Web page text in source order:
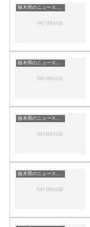
栃木県のニュース一覧
栃木県のニュース一覧
栃木県のニュース一覧
栃木県のニュース一覧